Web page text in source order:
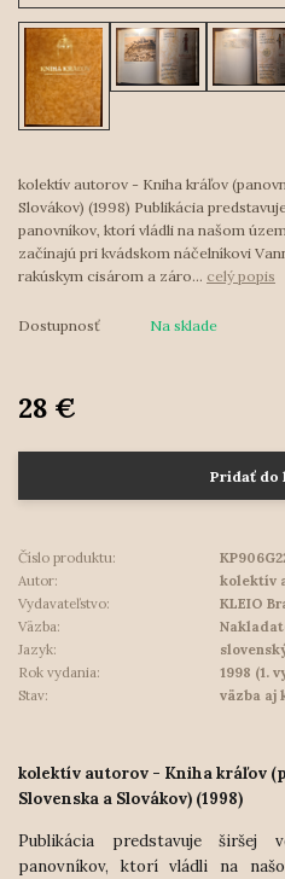
kolektív autorov - Kniha kráľov
Slovákov) (1998) Publikácia
panovníkov, ktorí vládli na našom
začínajú pri kvádskom náčelníkovi
rakúskym cisárom a záro... celý popis
Dostupnosť Na sklade
28 €
Pridať do
Číslo produktu:
Autor:
kolektív
Vydavateľstvo:
KLEIO
Väzba:
Jazyk:
Rok vydania:
1998 (1.
Stav:
väzba aj
kolektív autorov - Kniha kráľov
Slovenska a Slovákov) (1998)
Publikácia predstavuje
panovníkov, ktorí vládli na